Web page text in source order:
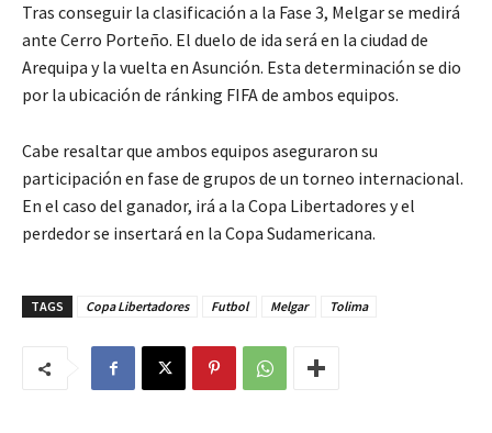
Tras conseguir la clasificación a la Fase 3, Melgar se medirá
ante Cerro Porteño. El duelo de ida será en la ciudad de
Arequipa y la vuelta en Asunción. Esta determinación se dio
por la ubicación de ránking FIFA de ambos equipos.
Cabe resaltar que ambos equipos aseguraron su
participación en fase de grupos de un torneo internacional.
En el caso del ganador, irá a la Copa Libertadores y el
perdedor se insertará en la Copa Sudamericana.
TAGS Copa Libertadores Futbol Melgar Tolima